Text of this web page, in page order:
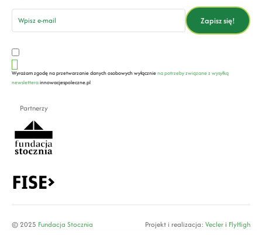
email
Zapisz się!
Wyrażam zgodę na przetwarzanie danych osobowych wyłączniena potrzeby związane z wysyłką
newsletterainnowacjespoleczne.pl
Partnerzy
© 2025 Fundacja Stocznia Projekt i realizacja: Vecler i FlyHigh